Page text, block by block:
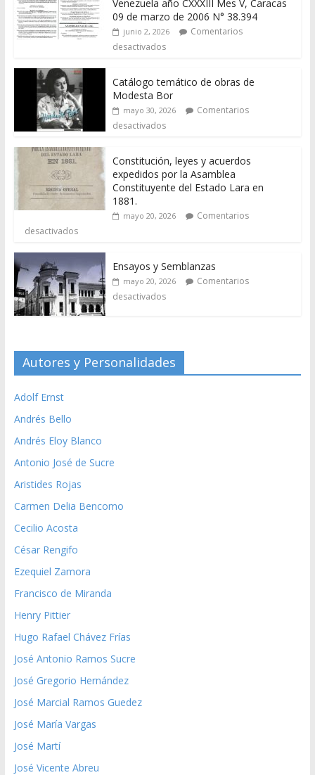
Venezuela año CXXXIII Mes V, Caracas
09 de marzo de 2006 N° 38.394
junio 2, 2026
Comentarios
desactivados
Catálogo temático de obras de
Modesta Bor
mayo 30, 2026
Comentarios
desactivados
Constitución, leyes y acuerdos
expedidos por la Asamblea
Constituyente del Estado Lara en
1881.
mayo 20, 2026
Comentarios
desactivados
Ensayos y Semblanzas
mayo 20, 2026
Comentarios
desactivados
Autores y Personalidades
Adolf Ernst
Andrés Bello
Andrés Eloy Blanco
Antonio José de Sucre
Aristides Rojas
Carmen Delia Bencomo
Cecilio Acosta
César Rengifo
Ezequiel Zamora
Francisco de Miranda
Henry Pittier
Hugo Rafael Chávez Frías
José Antonio Ramos Sucre
José Gregorio Hernández
José Marcial Ramos Guedez
José María Vargas
José Martí
José Vicente Abreu